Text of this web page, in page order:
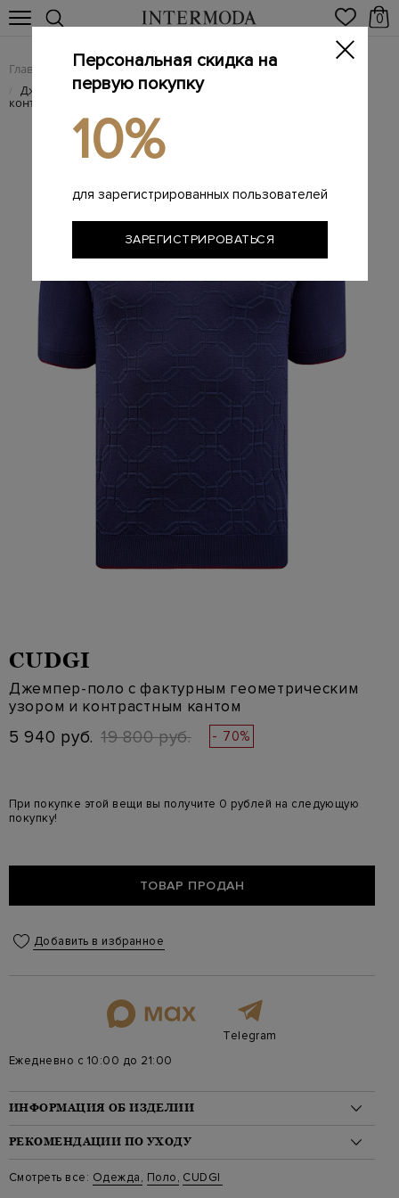
0
Главная Мужчинам / Одежда / Поло
/ Джемпер-поло с фактурным геометрическим узором и
контрастным кантом
CUDGI
Джемпер-поло с фактурным геометрическим
узором и контрастным кантом
5 940 руб. 19 800 руб. - 70%
При покупке этой вещи вы получите 0 рублей на следующую
покупку!
ТОВАР ПРОДАН
Добавить в избранное
Telegram
Ежедневно с 10:00 до 21:00
ИНФОРМАЦИЯ ОБ ИЗДЕЛИИ
Материал: хлопок 85%, шелк 10%, лен 5%
Стиль: Джемперы-поло
Цвет: Синий
Артикул: CTS24-39
РЕКОМЕНДАЦИИ ПО УХОДУ
Стирка: Деликатная стирка при температуре воды до 30
Смотреть все: Одежда, Поло, CUDGI
Персональная скидка на
первую покупку
10%
для зарегистрированных пользователей
ЗАРЕГИСТРИРОВАТЬСЯ